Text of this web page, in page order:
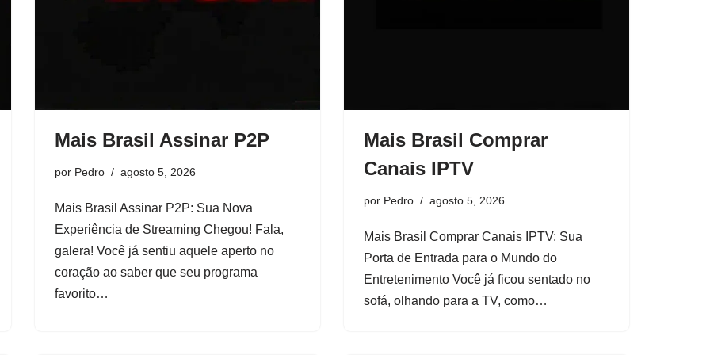
Mais Brasil Assinar P2P
por Pedro agosto 5, 2026
Mais Brasil Assinar P2P: Sua Nova
Experiência de Streaming Chegou! Fala,
galera! Você já sentiu aquele aperto no
coração ao saber que seu programa
favorito…
Mais Brasil Comprar
Canais IPTV
por Pedro agosto 5, 2026
Mais Brasil Comprar Canais IPTV: Sua
Porta de Entrada para o Mundo do
Entretenimento Você já ficou sentado no
sofá, olhando para a TV, como…